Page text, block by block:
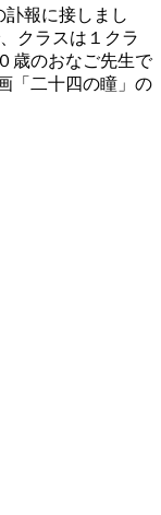
報に接しまし
クラスは１クラ
歳のおなご先生で
「二十四の瞳」の